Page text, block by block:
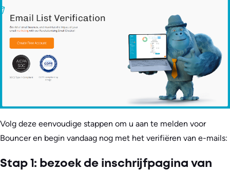
Volg deze eenvoudige stappen om u aan te melden voor
Bouncer en begin vandaag nog met het verifiëren van e-mails:
Stap 1: bezoek de inschrijfpagina van